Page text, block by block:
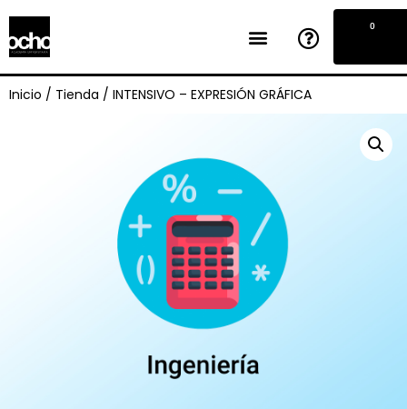
0
Inicio / Tienda / INTENSIVO – EXPRESIÓN GRÁFICA